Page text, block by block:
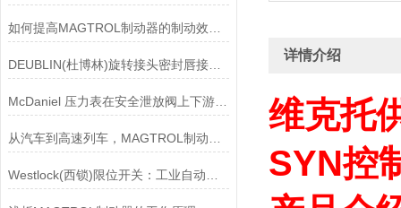
DEUBLIN(杜博林)旋转接头密封唇接觖宽度和负载
McDaniel 压力表在安全泄放阀上下游压力监测中的应用
详情介绍
维克托
SYN控